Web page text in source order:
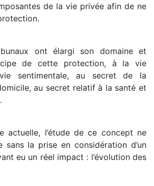
de la vie privée afin de ne
ont élargi son domaine et
de cette protection, à la vie
sentimentale, au secret de la
au secret relatif à la santé et
actuelle, l’étude de ce concept ne
sans la prise en considération d’un
eu un réel impact : l’évolution des